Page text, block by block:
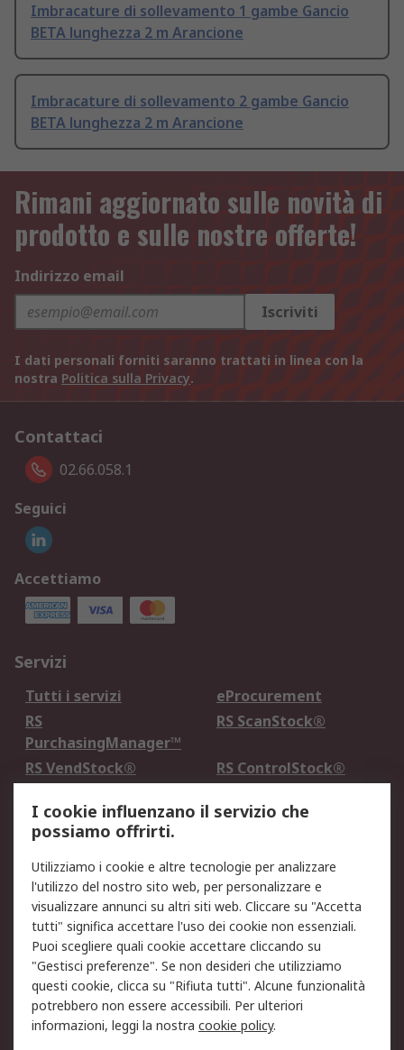
Imbracature di sollevamento 1 gambe Gancio
BETA lunghezza 2 m Arancione
Imbracature di sollevamento 2 gambe Gancio
BETA lunghezza 2 m Arancione
Rimani aggiornato sulle novità di
prodotto e sulle nostre offerte!
Indirizzo email
Iscriviti
I dati personali forniti saranno trattati in linea con la
nostra Politica sulla Privacy.
Contattaci
02.66.058.1
Seguici
Accettiamo
Servizi
Tutti i servizi
eProcurement
RS
PurchasingManager™
RS ScanStock®
RS VendStock®
RS ControlStock®
Legale
Informativa Cookie
Informativa Privacy -
Aggiornata
Email Security
Termini d'uso
Condizioni di vendita
Condizioni generali di
servizio
Etica e responsabilità
Chi Siamo
I cookie influenzano il servizio che
possiamo offrirti.
Utilizziamo i cookie e altre tecnologie per analizzare
l'utilizzo del nostro sito web, per personalizzare e
visualizzare annunci su altri siti web. Cliccare su "Accetta
tutti" significa accettare l'uso dei cookie non essenziali.
Puoi scegliere quali cookie accettare cliccando su
"Gestisci preferenze". Se non desideri che utilizziamo
questi cookie, clicca su "Rifiuta tutti". Alcune funzionalità
potrebbero non essere accessibili. Per ulteriori
informazioni, leggi la nostra cookie policy.